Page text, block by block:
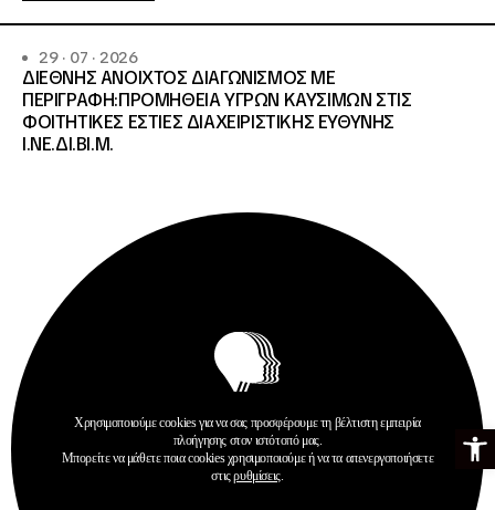
Ανοίξτε
29 · 07 · 2026
ΔΙΕΘΝΗΣ ΑΝΟΙΧΤΟΣ ΔΙΑΓΩΝΙΣΜΟΣ ΜΕ
ΠΕΡΙΓΡΑΦΗ:ΠΡΟΜΗΘΕΙΑ ΥΓΡΩΝ ΚΑΥΣΙΜΩΝ ΣΤΙΣ
ΦΟΙΤΗΤΙΚΕΣ ΕΣΤΙΕΣ ΔΙΑΧΕΙΡΙΣΤΙΚΗΣ ΕΥΘΥΝΗΣ
Ι.ΝΕ.ΔΙ.ΒΙ.Μ.
Προκηρύξεις
Περισσότερα
Χρησιμοποιούμε cookies για να σας προσφέρουμε τη βέλτιστη εμπειρία
πλοήγησης στον ιστότοπό μας.
Μπορείτε να μάθετε ποια cookies χρησιμοποιούμε ή να τα απενεργοποιήσετε
στιςρυθμίσεις.